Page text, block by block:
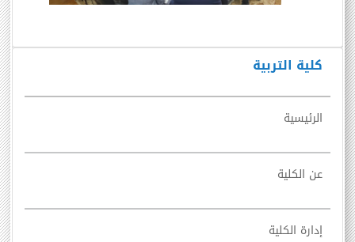
كلية التربية
الرئيسية
عن الكلية
إدارة الكلية